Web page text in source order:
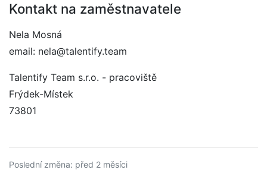
Kontakt na zaměstnavatele
Nela Mosná
email: nela@talentify.team
Talentify Team s.r.o. - pracoviště
Frýdek-Místek
73801
Poslední změna: před 2 měsíci